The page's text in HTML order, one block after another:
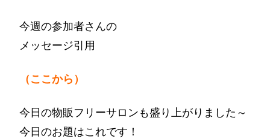
今週の参加者さんの
メッセージ引用
（ここから）
今日の物販フリーサロンも盛り上がりました～
今日のお題はこれです！